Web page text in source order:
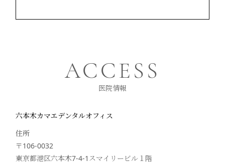
ACCESS
医院情報
六本木カマエデンタルオフィス
住所
〒106-0032
東京都港区六本木7-4-1スマイリービル１階